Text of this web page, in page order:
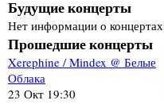
Будущие концерты
Нет информации о концертах
Прошедшие концерты
Xerephine / Mindex @ Белые
Облака
23 Окт 19:30